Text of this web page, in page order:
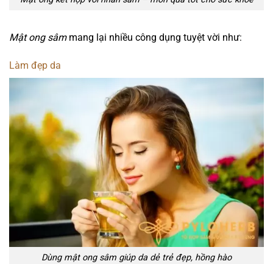
Mật ong sâmmang lại nhiều công dụng tuyệt vời như:
Làm đẹp da
Dùng mật ong sâm giúp da dẻ trẻ đẹp, hồng hào